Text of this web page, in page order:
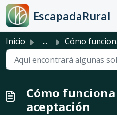
Saltar al contenido principal
EscapadaRural
Inicio ... Cómo funciona la tasa de
Cómo
aceptación